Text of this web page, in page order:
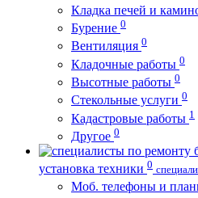
Кладка печей и
Бурение 0
Вентиляция 0
Кладочные работы 0
Высотные работы 0
Стекольные услуги 0
Кадастровые работы 1
Другое 0
установка техники 0
Моб. телефоны и